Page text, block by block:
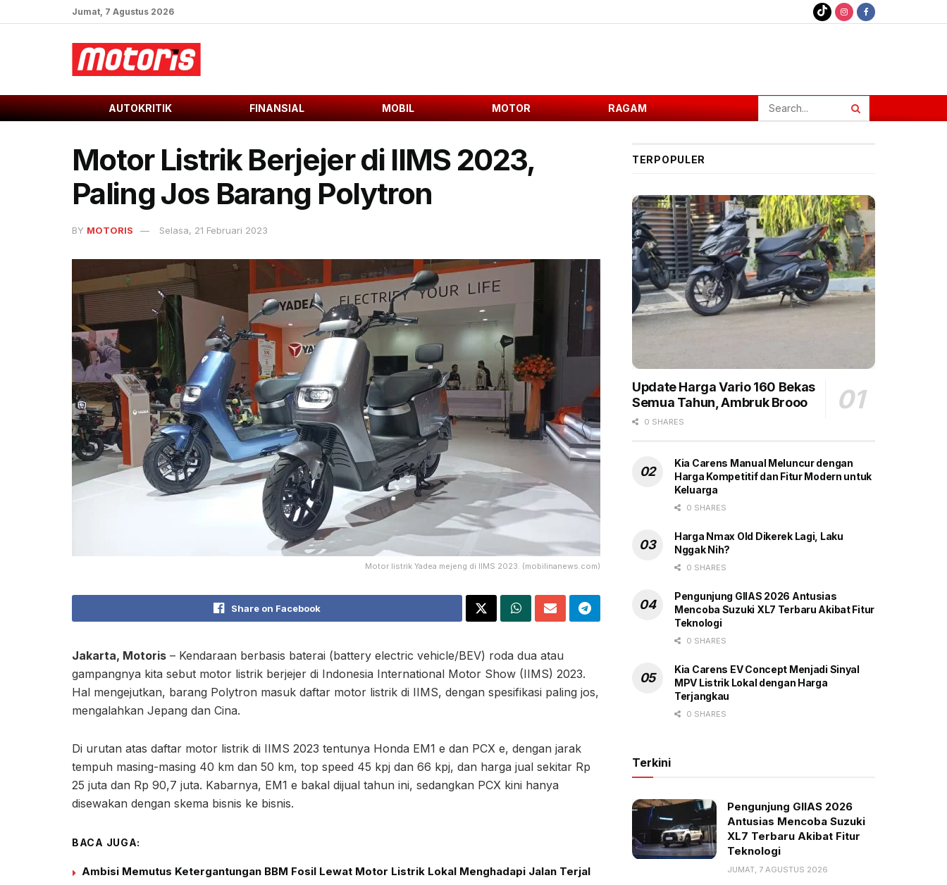
Jumat, 7 Agustus 2026
AUTOKRITIK FINANSIAL MOBIL MOTOR RAGAM
Motor Listrik Berjejer di IIMS 2023,
Paling Jos Barang Polytron
BY MOTORIS Selasa, 21 Februari 2023
Motor listrik Yadea mejeng di IIMS 2023. (mobilinanews.com)
Share on Facebook
Jakarta, Motoris – Kendaraan berbasis baterai (battery electric vehicle/BEV) roda dua atau
gampangnya kita sebut motor listrik berjejer di Indonesia International Motor Show (IIMS) 2023.
Hal mengejutkan, barang Polytron masuk daftar motor listrik di IIMS, dengan spesifikasi paling jos,
mengalahkan Jepang dan Cina.
Di urutan atas daftar motor listrik di IIMS 2023 tentunya Honda EM1 e dan PCX e, dengan jarak
tempuh masing-masing 40 km dan 50 km, top speed 45 kpj dan 66 kpj, dan harga jual sekitar Rp
25 juta dan Rp 90,7 juta. Kabarnya, EM1 e bakal dijual tahun ini, sedangkan PCX kini hanya
disewakan dengan skema bisnis ke bisnis.
BACA JUGA:
Ambisi Memutus Ketergantungan BBM Fosil Lewat Motor Listrik Lokal Menghadapi Jalan Terjal
TERPOPULER
Update Harga Vario 160 Bekas
Semua Tahun, Ambruk Brooo
0 SHARES
Kia Carens Manual Meluncur dengan
Harga Kompetitif dan Fitur Modern untuk
Keluarga
0 SHARES
Harga Nmax Old Dikerek Lagi, Laku
Nggak Nih?
0 SHARES
Pengunjung GIIAS 2026 Antusias
Mencoba Suzuki XL7 Terbaru Akibat Fitur
Teknologi
0 SHARES
Kia Carens EV Concept Menjadi Sinyal
MPV Listrik Lokal dengan Harga
Terjangkau
0 SHARES
Terkini
Pengunjung GIIAS 2026
Antusias Mencoba Suzuki
XL7 Terbaru Akibat Fitur
Teknologi
JUMAT, 7 AGUSTUS 2026